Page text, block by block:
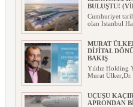
BULUŞTU!
Cumhuriyet
olan İstanbul
MURAT
DİJİTAL
BAKIŞ
Yıldız Holding
Murat Ülker,Dr.
UÇUŞU
APRONDAN